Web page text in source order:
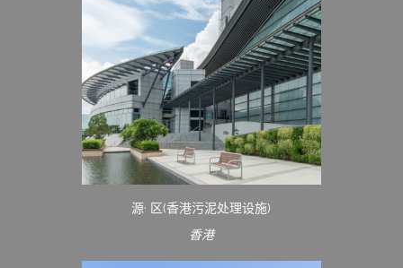
源· 区(香港污泥处理设施)
香港